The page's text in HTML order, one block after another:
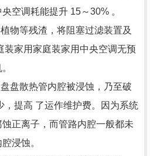
空调耗能提升 15～30% 。
物等残渣，将阻塞过滤装置及
装家用家庭装家用中央空调无预
盘散热管内腔被浸蚀，乃至破
，提高 了运作维护费。因为系统
正离子，而管路内腔一般都未
浸蚀。